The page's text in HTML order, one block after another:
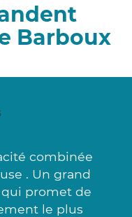
Barboux
combinée
. Un grand
promet de
le plus